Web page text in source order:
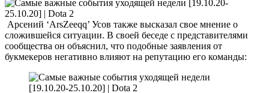
Арсений ‘ArsZeeqq’ Усов также высказал свое мнение о
сложившейся ситуации. В своей беседе с представителями
сообщества он объяснил, что подобные заявления от
букмекеров негативно влияют на репутацию его команды: